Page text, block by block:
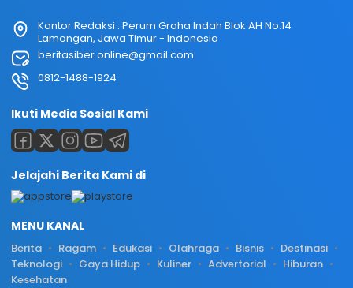
Kantor Redaksi : Perum Graha Indah Blok AH No.14
Lamongan, Jawa Timur - Indonesia
beritasiber.online@gmail.com
0812-1488-1924
Ikuti Media Sosial Kami
Jelajahi Berita Kami di
MENU KANAL
Berita Ragam Edukasi Olahraga Bisnis
Destinasi
Teknologi
Gaya Hidup Kuliner Advertorial
Hiburan
Kesehatan